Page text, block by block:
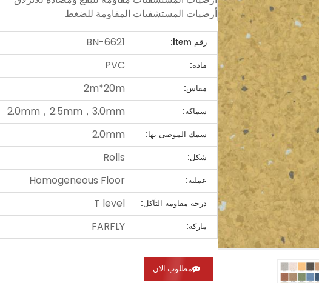
أرضيات المستشفيات المقاومة للضغط
رقم ltem: BN-6621
مادة: PVC
مقاس: 2m*20m
سماكة: 2.0mm，2.5mm，3.0mm
سمك الموصى بها: 2.0mm
شكل: Rolls
عملية: Homogeneous Floor
درجة مقاومة التآكل: T level
ماركة: FARFLY
مطلوب الان